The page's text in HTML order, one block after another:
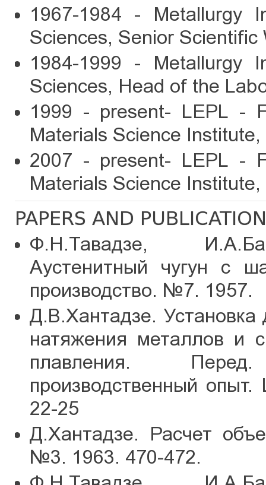
1967-1984 - Metallurgy
Sciences, Senior Scientific
1984-1999 - Metallurgy
Sciences, Head of the
1999 - present- LEPL -
Materials Science
2007 - present- LEPL -
Materials Science
PAPERS AND
Ф.Н.Тавадзе,
Аустенитный чугун с
производство. №7. 1957.
Д.В.Хантадзе. Установка
натяжения металлов и
плавления.
производственный
22-25
Д.Хантадзе. Расчет
№3. 1963. 470-472.